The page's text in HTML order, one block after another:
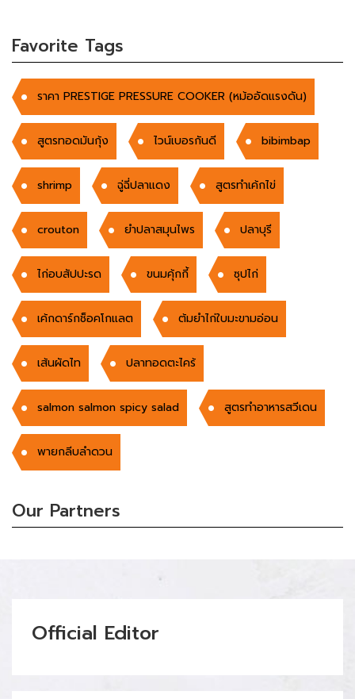
Favorite Tags
ราคา PRESTIGE PRESSURE COOKER (หม้ออัดแรงดัน)
สูตรทอดมันกุ้ง ไวน์เบอรกันดี bibimbap
shrimp ฉู่ฉี่ปลาแดง สูตรทำเค้กไข่
crouton ยำปลาสมุนไพร ปลาบุรี
ไก่อบสัปปะรด ขนมคุ้กกี้ ซุปไก่
เค้กดาร์กช็อคโกแลต ต้มยำไก่ใบมะขามอ่อน
เส้นผัดไท ปลาทอดตะไคร้
salmon salmon spicy salad สูตรทำอาหารสวีเดน
พายกลีบลำดวน
Our Partners
Official Editor